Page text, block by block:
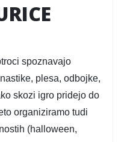
spoznavajo
plesa, odbojke,
skozi igro pridejo do
organiziramo tudi
(halloween,